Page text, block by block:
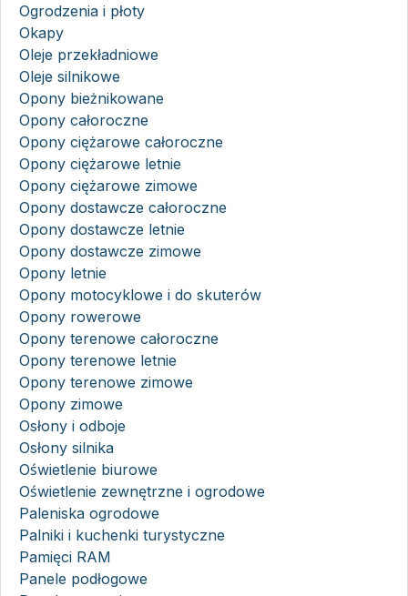
Ogrodzenia i płoty
Okapy
Oleje przekładniowe
Oleje silnikowe
Opony bieżnikowane
Opony całoroczne
Opony ciężarowe całoroczne
Opony ciężarowe letnie
Opony ciężarowe zimowe
Opony dostawcze całoroczne
Opony dostawcze letnie
Opony dostawcze zimowe
Opony letnie
Opony motocyklowe i do skuterów
Opony rowerowe
Opony terenowe całoroczne
Opony terenowe letnie
Opony terenowe zimowe
Opony zimowe
Osłony i odboje
Osłony silnika
Oświetlenie biurowe
Oświetlenie zewnętrzne i ogrodowe
Paleniska ogrodowe
Palniki i kuchenki turystyczne
Pamięci RAM
Panele podłogowe